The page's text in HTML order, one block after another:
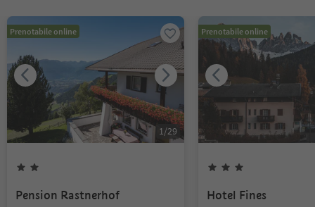
Prenotabile online
1/29
Pension Rastnerhof
Prenotabile online
Hotel Fines